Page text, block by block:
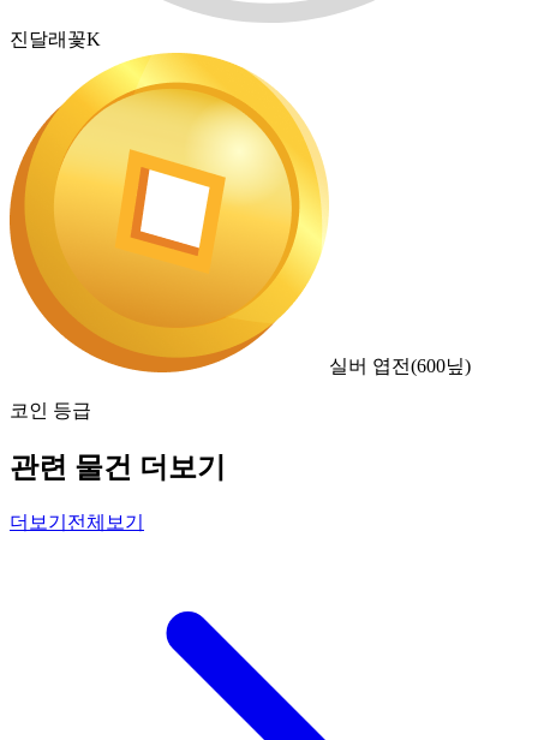
진달래꽃K
실버 엽전(600닢)
코인 등급
관련 물건 더보기
더보기 전체보기